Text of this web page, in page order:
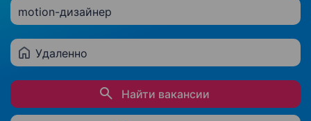
motion-дизайнер
Удаленно
Найти вакансии